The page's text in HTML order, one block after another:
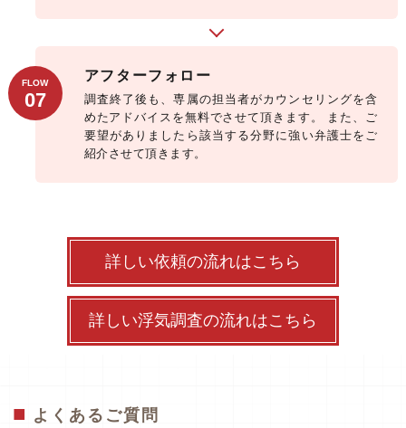
FLOW
07
アフターフォロー
調査終了後も、専属の担当者がカウンセリングを含
めたアドバイスを無料でさせて頂きます。
また、ご
要望がありましたら該当する分野に強い弁護士をご
紹介させて頂きます。
詳しい依頼の流れはこちら
詳しい浮気調査の流れはこちら
よくあるご質問